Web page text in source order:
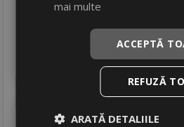
Headway
mai multe
ACCEPTĂ
REFUZĂ
ARATĂ DETALIILE